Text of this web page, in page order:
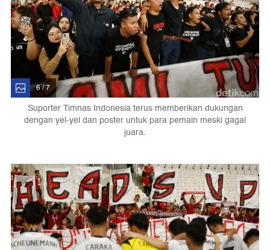
6 / 7
Suporter Timnas Indonesia terus memberikan dukungan
dengan yel-yel dan poster untuk para pemain meski gagal
juara.